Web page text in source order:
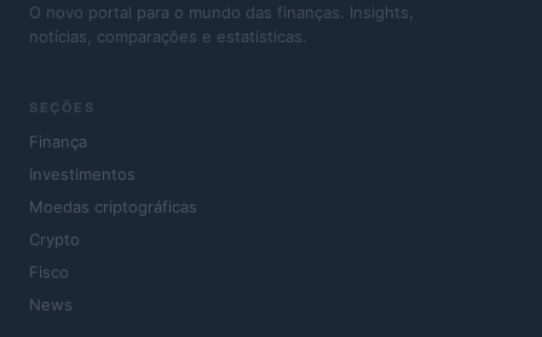
O novo portal para o mundo das finanças. Insights,
notícias, comparações e estatísticas.
SEÇÕES
Finança
Investimentos
Moedas criptográficas
Crypto
Fisco
News